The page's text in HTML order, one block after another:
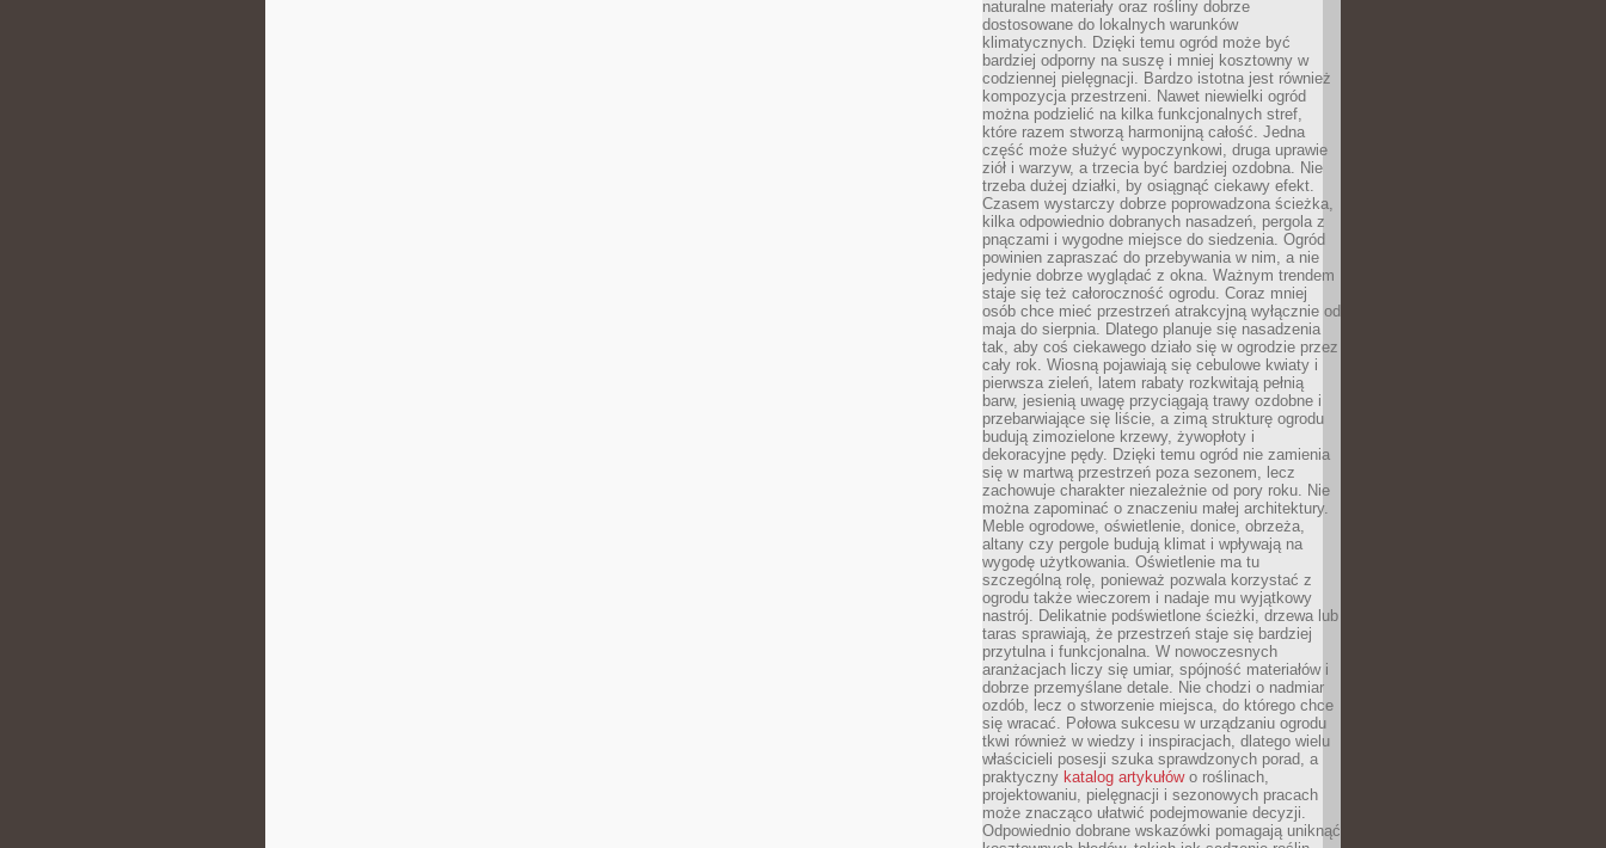
naturalne materiały oraz rośliny dobrze
dostosowane do lokalnych warunków
klimatycznych. Dzięki temu ogród może być
bardziej odporny na suszę i mniej kosztowny w
codziennej pielęgnacji. Bardzo istotna jest również
kompozycja przestrzeni. Nawet niewielki ogród
można podzielić na kilka funkcjonalnych stref,
które razem stworzą harmonijną całość. Jedna
część może służyć wypoczynkowi, druga uprawie
ziół i warzyw, a trzecia być bardziej ozdobna. Nie
trzeba dużej działki, by osiągnąć ciekawy efekt.
Czasem wystarczy dobrze poprowadzona ścieżka,
kilka odpowiednio dobranych nasadzeń, pergola z
pnączami i wygodne miejsce do siedzenia. Ogród
powinien zapraszać do przebywania w nim, a nie
jedynie dobrze wyglądać z okna. Ważnym trendem
staje się też całoroczność ogrodu. Coraz mniej
osób chce mieć przestrzeń atrakcyjną wyłącznie od
maja do sierpnia. Dlatego planuje się nasadzenia
tak, aby coś ciekawego działo się w ogrodzie przez
cały rok. Wiosną pojawiają się cebulowe kwiaty i
pierwsza zieleń, latem rabaty rozkwitają pełnią
barw, jesienią uwagę przyciągają trawy ozdobne i
przebarwiające się liście, a zimą strukturę ogrodu
budują zimozielone krzewy, żywopłoty i
dekoracyjne pędy. Dzięki temu ogród nie zamienia
się w martwą przestrzeń poza sezonem, lecz
zachowuje charakter niezależnie od pory roku. Nie
można zapominać o znaczeniu małej architektury.
Meble ogrodowe, oświetlenie, donice, obrzeża,
altany czy pergole budują klimat i wpływają na
wygodę użytkowania. Oświetlenie ma tu
szczególną rolę, ponieważ pozwala korzystać z
ogrodu także wieczorem i nadaje mu wyjątkowy
nastrój. Delikatnie podświetlone ścieżki, drzewa lub
taras sprawiają, że przestrzeń staje się bardziej
przytulna i funkcjonalna. W nowoczesnych
aranżacjach liczy się umiar, spójność materiałów i
dobrze przemyślane detale. Nie chodzi o nadmiar
ozdób, lecz o stworzenie miejsca, do którego chce
się wracać. Połowa sukcesu w urządzaniu ogrodu
tkwi również w wiedzy i inspiracjach, dlatego wielu
właścicieli posesji szuka sprawdzonych porad, a
praktyczny katalog artykułówo roślinach,
projektowaniu, pielęgnacji i sezonowych pracach
może znacząco ułatwić podejmowanie decyzji.
Odpowiednio dobrane wskazówki pomagają uniknąć